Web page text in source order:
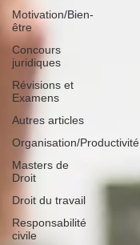
Motivation/Bien-
être
Concours
juridiques
Révisions et
Examens
Autres articles
Organisation/Productivité
Masters de
Droit
Droit du travail
Responsabilité
civile